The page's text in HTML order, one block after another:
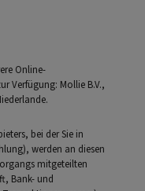
Online-
Verfügung: Mollie B.V.,
bei der Sie in
werden an diesen
mitgeteilten
Bank- und